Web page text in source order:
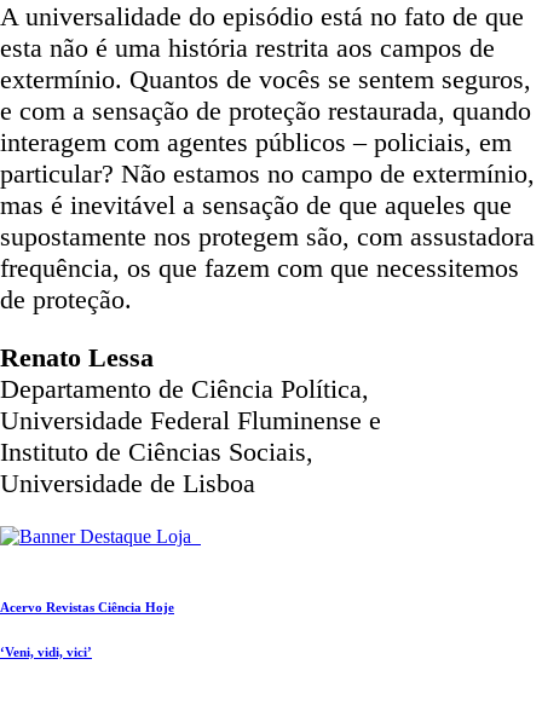
A universalidade do episódio está no fato de que
esta não é uma história restrita aos campos de
extermínio. Quantos de vocês se sentem seguros,
e com a sensação de proteção restaurada, quando
interagem com agentes públicos – policiais, em
particular? Não estamos no campo de extermínio,
mas é inevitável a sensação de que aqueles que
supostamente nos protegem são, com assustadora
frequência, os que fazem com que necessitemos
de proteção.
Renato Lessa
Departamento de Ciência Política,
Universidade Federal Fluminense e
Instituto de Ciências Sociais,
Universidade de Lisboa
Acervo Revistas Ciência Hoje
‘Veni, vidi, vici’